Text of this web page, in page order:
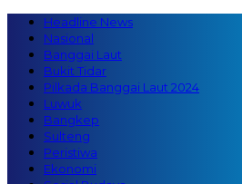
Headline News
Nasional
Banggai Laut
Bukit Tidar
Pilkada Banggai Laut 2024
Luwuk
Bangkep
Sulteng
Peristiwa
Ekonomi